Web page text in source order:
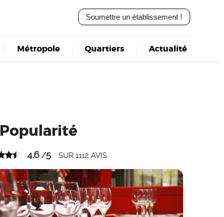
Soumettre un établissement !
Métropole Quartiers Actualité
Popularité
4.6 /5 SUR1112 AVIS